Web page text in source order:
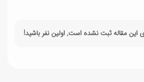
این مقاله ثبت نشده است, اولین نفر باشید!